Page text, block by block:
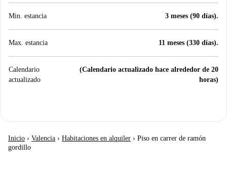
Min. estancia 3 meses (90 días).
Max. estancia 11 meses (330 días).
Calendario
actualizado
(Calendario actualizado hace alrededor de 20
horas)
Inicio › Valencia › Habitaciones en alquiler › Piso en carrer de ramón
gordillo